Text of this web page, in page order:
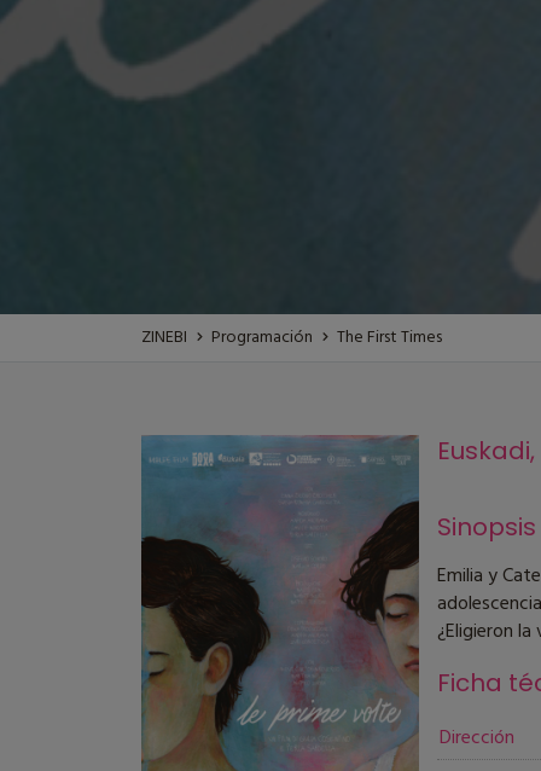
ZINEBI Programación The First Times
Sinopsis
Emilia y
¿Eligieron
Ficha
Dirección